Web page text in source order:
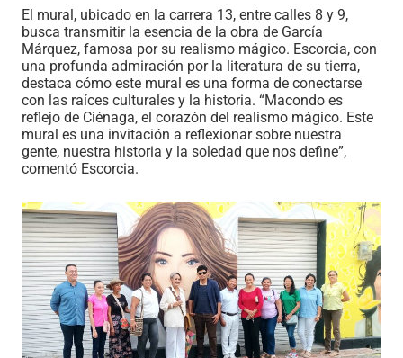
El mural, ubicado en la carrera 13, entre calles 8 y 9,
busca transmitir la esencia de la obra de García
Márquez, famosa por su realismo mágico. Escorcia, con
una profunda admiración por la literatura de su tierra,
destaca cómo este mural es una forma de conectarse
con las raíces culturales y la historia. “Macondo es
reflejo de Ciénaga, el corazón del realismo mágico. Este
mural es una invitación a reflexionar sobre nuestra
gente, nuestra historia y la soledad que nos define”,
comentó Escorcia.